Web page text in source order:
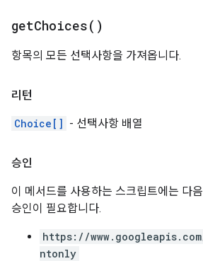
getChoices( )
항목의 모든 선택사항을 가져옵니다.
리턴
Choice[] - 선택사항 배열
승인
이 메서드를 사용하는 스크립트에는 다음
승인이 필요합니다.
https://
ntonly